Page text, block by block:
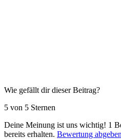
Wie gefällt dir dieser Beitrag?
5 von 5 Sternen
Deine Meinung ist uns wichtig! 1
bereits erhalten. Bewertung abgeben